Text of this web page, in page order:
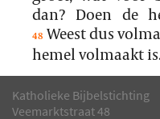
dan? Doen de
48 Weest dus
hemel volmaakt
Katholieke Bijbelstichting
Veemarktstraat 48